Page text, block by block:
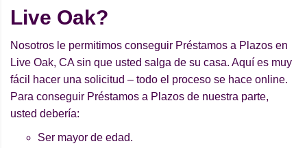
Live Oak?
Nosotros le permitimos conseguir Préstamos a Plazos en
Live Oak, CA sin que usted salga de su casa. Aquí es muy
fácil hacer una solicitud – todo el proceso se hace online.
Para conseguir Préstamos a Plazos de nuestra parte,
usted debería:
Ser mayor de edad.